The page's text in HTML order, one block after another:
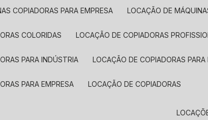
COPIADORAS PARA EMPRESA LOCAÇÃO DE
COLORIDAS LOCAÇÃO DE COPIADORAS
PARA INDÚSTRIA LOCAÇÃO DE COPIADORAS
PARA EMPRESA LOCAÇÃO DE COPIADORAS